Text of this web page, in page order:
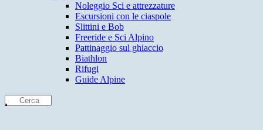
Noleggio Sci e attrezzature
Escursioni con le ciaspole
Slittini e Bob
Freeride e Sci Alpino
Pattinaggio sul ghiaccio
Biathlon
Rifugi
Guide Alpine